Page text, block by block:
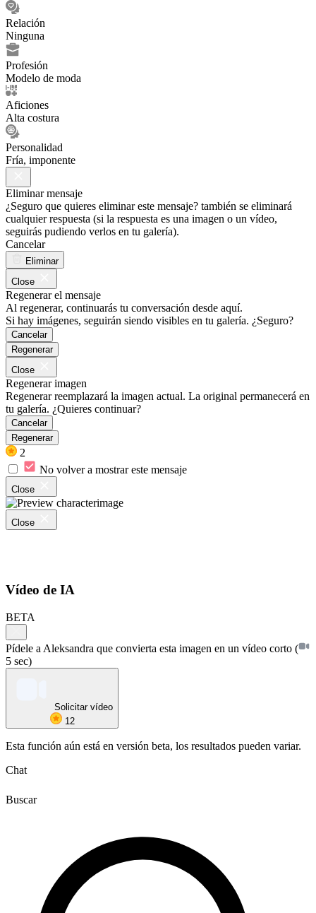
Relación
Ninguna
Profesión
Modelo de moda
Aficiones
Alta costura
Personalidad
Fría, imponente
Eliminar mensaje
¿Seguro que quieres eliminar este mensaje? también se eliminará
cualquier respuesta (si la respuesta es una imagen o un vídeo,
seguirás pudiendo verlos en tu galería).
Cancelar
Eliminar
Close
Regenerar el mensaje
Al regenerar, continuarás tu conversación desde aquí.
Si hay imágenes, seguirán siendo visibles en tu galería. ¿Seguro?
Cancelar
Regenerar
Close
Regenerar imagen
Regenerar reemplazará la imagen actual. La original permanecerá en
tu galería. ¿Quieres continuar?
Cancelar
Regenerar
2
No volver a mostrar este mensaje
Close
Close
Vídeo de IA
BETA
Pídele a Aleksandra que convierta esta imagen en un vídeo corto (
5 sec)
Solicitar vídeo
12
Esta función aún está en versión beta, los resultados pueden variar.
Chat
Buscar